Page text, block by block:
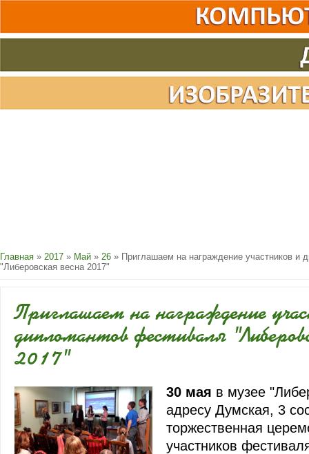
Главная » 2017 » Май » 26 » Приглашаем на награждение участников и
"Либеровская весна 2017"
Приглашаем на награждение
дипломантов фестиваля
2017"
30 мая в музее
адресу Думская, 3
торжественная
участников